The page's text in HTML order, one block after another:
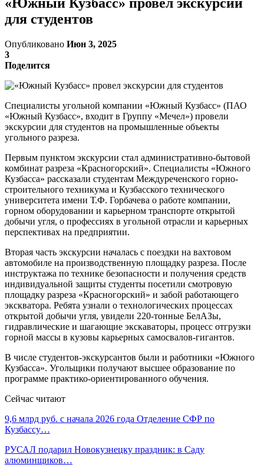
для студентов
Опубликовано Июн 3, 2025
3
Поделится
Специалисты угольной компании «Южный Кузбасс» (ПАО
«Южный Кузбасс», входит в Группу «Мечел») провели
экскурсии для студентов на промышленные объекты
угольного разреза.
Первым пунктом экскурсии стал административно-бытовой
комбинат разреза «Красногорский». Специалисты «Южного
Кузбасса» рассказали студентам Междуреченского горно-
строительного техникума и Кузбасского технического
университета имени Т.Ф. Горбачева о работе компании,
горном оборудовании и карьерном транспорте открытой
добычи угля, о профессиях в угольной отрасли и карьерных
перспективах на предприятии.
Вторая часть экскурсии началась с поездки на вахтовом
автомобиле на производственную площадку разреза. После
инструктажа по технике безопасности и получения средств
индивидуальной защиты студенты посетили смотровую
площадку разреза «Красногорский» и забой работающего
экскватора. Ребята узнали о технологических процессах
открытой добычи угля, увидели 220-тонные БелАЗы,
гидравлические и шагающие экскаваторы, процесс отгрузки
горной массы в кузовы карьерных самосвалов-гигантов.
В числе студентов-экскурсантов были и работники «Южного
Кузбасса». Угольщики получают высшее образование по
программе практико-ориентированного обучения.
Сейчас читают
9,6 млрд руб. с начала 2026 года Отделение СФР по
Кузбассу…
РУСАЛ подарил Новокузнецку праздник: в Саду
алюминщиков…